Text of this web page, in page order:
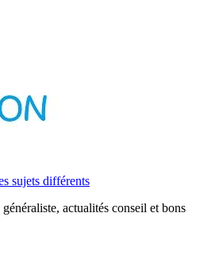
sujets différents
actualités conseil et bons